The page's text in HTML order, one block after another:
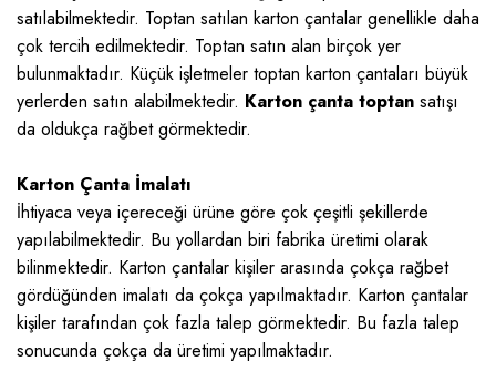
satılabilmektedir. Toptan satılan karton çantalar genellikle daha
çok tercih edilmektedir. Toptan satın alan birçok yer
bulunmaktadır. Küçük işletmeler toptan karton çantaları büyük
yerlerden satın alabilmektedir. Karton çanta toptan satışı
da oldukça rağbet görmektedir.
Karton Çanta İmalatı
İhtiyaca veya içereceği ürüne göre çok çeşitli şekillerde
yapılabilmektedir. Bu yollardan biri fabrika üretimi olarak
bilinmektedir. Karton çantalar kişiler arasında çokça rağbet
gördüğünden imalatı da çokça yapılmaktadır. Karton çantalar
kişiler tarafından çok fazla talep görmektedir. Bu fazla talep
sonucunda çokça da üretimi yapılmaktadır.